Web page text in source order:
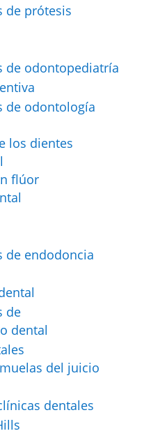
de prótesis
de odontopediatría
de odontología
los dientes
flúor
de endodoncia
de
dental
del juicio
dentales